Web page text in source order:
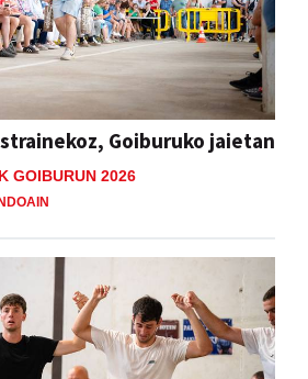
Goiburuko jaietan
GOIBURUN 2026